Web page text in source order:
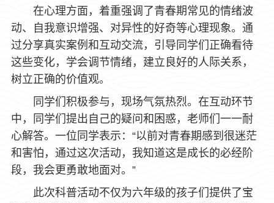
在心理方面，着重强调了青春期常见的情绪波
动、自我意识增强、对异性的好奇等心理现象。通
过分享真实案例和互动交流，引导同学们正确看待
这些变化，学会调节情绪，建立良好的人际关系，
树立正确的价值观。
同学们积极参与，现场气氛热烈。在互动环节
中，同学们提出自己的疑问和困惑，老师们一一耐
心解答。一位同学表示：“以前对青春期感到很迷茫
和害怕，通过这次活动，我知道这是成长的必经阶
段，我会更勇敢地面对。”
此次科普活动不仅为六年级的孩子们提供了宝